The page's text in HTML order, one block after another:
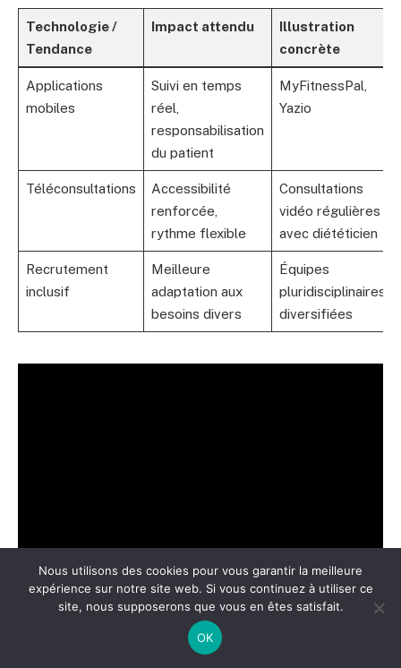
Technologie /
Tendance
Impact attendu
Illustration
concrète
Applications
mobiles
Suivi en temps
réel,
responsabilisation
du patient
MyFitnessPal,
Yazio
Téléconsultations
Accessibilité
renforcée,
rythme flexible
Consultations
vidéo régulières
avec diététicien
Recrutement
inclusif
Meilleure
adaptation aux
besoins divers
Équipes
pluridisciplinaires
diversifiées
Nous utilisons des cookies pour vous garantir la meilleure
expérience sur notre site web. Si vous continuez à utiliser ce
site, nous supposerons que vous en êtes satisfait.
OK